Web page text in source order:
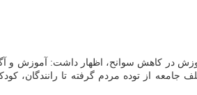
در كاهش سوانح، اظهار داشت: آموزش و
از توده مردم گرفته تا رانندگان،